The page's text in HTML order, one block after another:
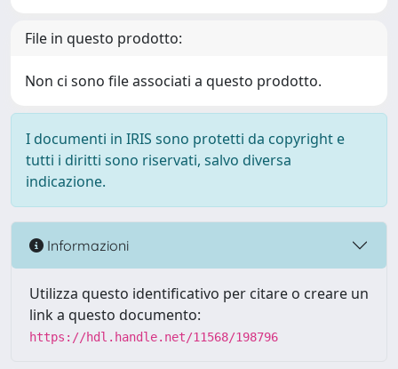
File in questo prodotto:
Non ci sono file associati a questo prodotto.
I documenti in IRIS sono protetti da copyright e
tutti i diritti sono riservati, salvo diversa
indicazione.
Informazioni
Utilizza questo identificativo per citare o creare un
link a questo documento:
https://hdl.handle.net/11568/198796